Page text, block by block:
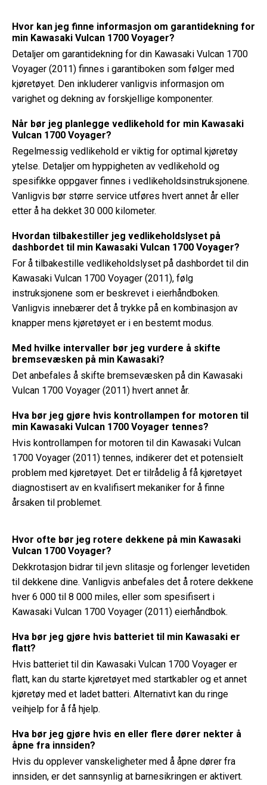
Hvor kan jeg finne informasjon om garantidekning for
min Kawasaki Vulcan 1700 Voyager?
Detaljer om garantidekning for din Kawasaki Vulcan 1700
Voyager (2011) finnes i garantiboken som følger med
kjøretøyet. Den inkluderer vanligvis informasjon om
varighet og dekning av forskjellige komponenter.
Når bør jeg planlegge vedlikehold for min Kawasaki
Vulcan 1700 Voyager?
Regelmessig vedlikehold er viktig for optimal kjøretøy
ytelse. Detaljer om hyppigheten av vedlikehold og
spesifikke oppgaver finnes i vedlikeholdsinstruksjonene.
Vanligvis bør større service utføres hvert annet år eller
etter å ha dekket 30 000 kilometer.
Hvordan tilbakestiller jeg vedlikeholdslyset på
dashbordet til min Kawasaki Vulcan 1700 Voyager?
For å tilbakestille vedlikeholdslyset på dashbordet til din
Kawasaki Vulcan 1700 Voyager (2011), følg
instruksjonene som er beskrevet i eierhåndboken.
Vanligvis innebærer det å trykke på en kombinasjon av
knapper mens kjøretøyet er i en bestemt modus.
Med hvilke intervaller bør jeg vurdere å skifte
bremsevæsken på min Kawasaki?
Det anbefales å skifte bremsevæsken på din Kawasaki
Vulcan 1700 Voyager (2011) hvert annet år.
Hva bør jeg gjøre hvis kontrollampen for motoren til
min Kawasaki Vulcan 1700 Voyager tennes?
Hvis kontrollampen for motoren til din Kawasaki Vulcan
1700 Voyager (2011) tennes, indikerer det et potensielt
problem med kjøretøyet. Det er tilrådelig å få kjøretøyet
diagnostisert av en kvalifisert mekaniker for å finne
årsaken til problemet.
Hvor ofte bør jeg rotere dekkene på min Kawasaki
Vulcan 1700 Voyager?
Dekkrotasjon bidrar til jevn slitasje og forlenger levetiden
til dekkene dine. Vanligvis anbefales det å rotere dekkene
hver 6 000 til 8 000 miles, eller som spesifisert i
Kawasaki Vulcan 1700 Voyager (2011) eierhåndbok.
Hva bør jeg gjøre hvis batteriet til min Kawasaki er
flatt?
Hvis batteriet til din Kawasaki Vulcan 1700 Voyager er
flatt, kan du starte kjøretøyet med startkabler og et annet
kjøretøy med et ladet batteri. Alternativt kan du ringe
veihjelp for å få hjelp.
Hva bør jeg gjøre hvis en eller flere dører nekter å
åpne fra innsiden?
Hvis du opplever vanskeligheter med å åpne dører fra
innsiden, er det sannsynlig at barnesikringen er aktivert.